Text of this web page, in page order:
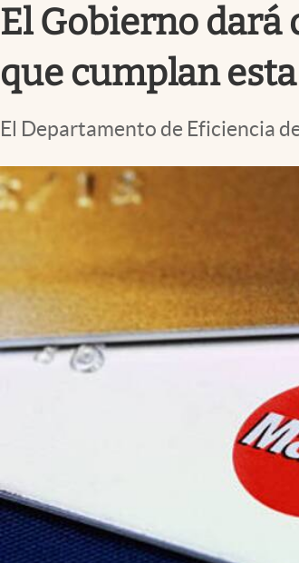
Streaming
Lifestyle
El Gobierno dará
que cumplan
El Departamento de Eficiencia